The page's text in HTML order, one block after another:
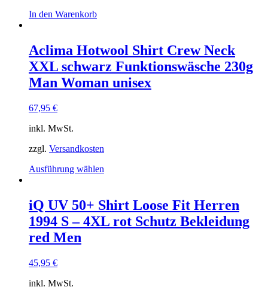
In den Warenkorb
Aclima Hotwool Shirt Crew Neck
XXL schwarz Funktionswäsche 230g
Man Woman unisex
67,95 €
inkl. MwSt.
zzgl. Versandkosten
Ausführung wählen
mehrere
Varianten
auf.
iQ UV 50+ Shirt Loose Fit Herren
1994 S – 4XL rot Schutz Bekleidung
red Men
45,95 €
inkl. MwSt.